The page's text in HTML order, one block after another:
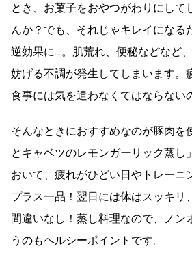
とき、お菓子をおやつがわりにして
んか？でも、それじゃキレイになる
逆効果に…。肌荒れ、便秘などなど
妨げる不調が発生してしまいます。
食事には気を遣わなくてはならない
そんなときにおすすめなのが豚肉を
とキャベツのレモンガーリック蒸し
おいて、疲れがひどい日やトレーニ
プラス一品！翌日には体はスッキリ
間違いなし！蒸し料理なので、ノン
うのもヘルシーポイントです。